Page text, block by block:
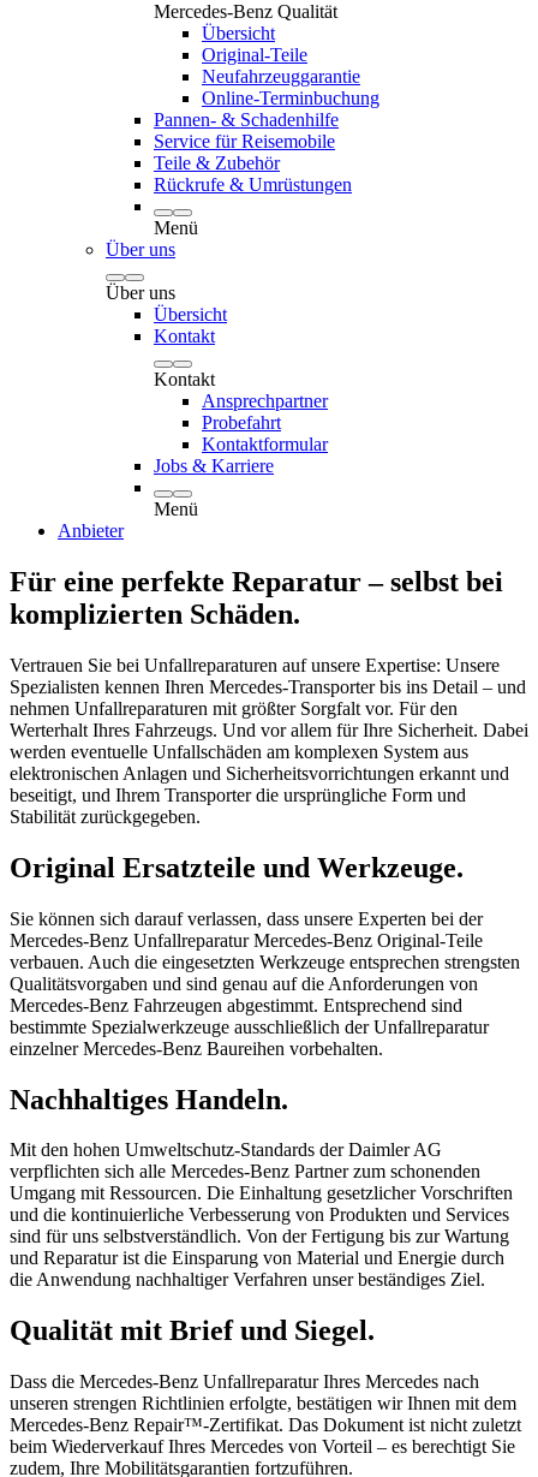
Mercedes-Benz Qualität
Übersicht
Original-Teile
Neufahrzeuggarantie
Online-Terminbuchung
Pannen- & Schadenhilfe
Service für Reisemobile
Teile & Zubehör
Rückrufe & Umrüstungen
Menü
Über uns
Über uns
Übersicht
Kontakt
Kontakt
Ansprechpartner
Probefahrt
Kontaktformular
Jobs & Karriere
Menü
Anbieter
Für eine perfekte Reparatur – selbst bei
komplizierten Schäden.
Vertrauen Sie bei Unfallreparaturen auf unsere Expertise: Unsere
Spezialisten kennen Ihren Mercedes-Transporter bis ins Detail – und
nehmen Unfallreparaturen mit größter Sorgfalt vor. Für den
Werterhalt Ihres Fahrzeugs. Und vor allem für Ihre Sicherheit. Dabei
werden eventuelle Unfallschäden am komplexen System aus
elektronischen Anlagen und Sicherheitsvorrichtungen erkannt und
beseitigt, und Ihrem Transporter die ursprüngliche Form und
Stabilität zurückgegeben.
Original Ersatzteile und Werkzeuge.
Sie können sich darauf verlassen, dass unsere Experten bei der
Mercedes-Benz Unfallreparatur Mercedes-Benz Original-Teile
verbauen. Auch die eingesetzten Werkzeuge entsprechen strengsten
Qualitätsvorgaben und sind genau auf die Anforderungen von
Mercedes-Benz Fahrzeugen abgestimmt. Entsprechend sind
bestimmte Spezialwerkzeuge ausschließlich der Unfallreparatur
einzelner Mercedes-Benz Baureihen vorbehalten.
Nachhaltiges Handeln.
Mit den hohen Umweltschutz-Standards der Daimler AG
verpflichten sich alle Mercedes-Benz Partner zum schonenden
Umgang mit Ressourcen. Die Einhaltung gesetzlicher Vorschriften
und die kontinuierliche Verbesserung von Produkten und Services
sind für uns selbstverständlich. Von der Fertigung bis zur Wartung
und Reparatur ist die Einsparung von Material und Energie durch
die Anwendung nachhaltiger Verfahren unser beständiges Ziel.
Qualität mit Brief und Siegel.
Dass die Mercedes-Benz Unfallreparatur Ihres Mercedes nach
unseren strengen Richtlinien erfolgte, bestätigen wir Ihnen mit dem
Mercedes-Benz Repair™-Zertifikat. Das Dokument ist nicht zuletzt
beim Wiederverkauf Ihres Mercedes von Vorteil – es berechtigt Sie
zudem, Ihre Mobilitätsgarantien fortzuführen.